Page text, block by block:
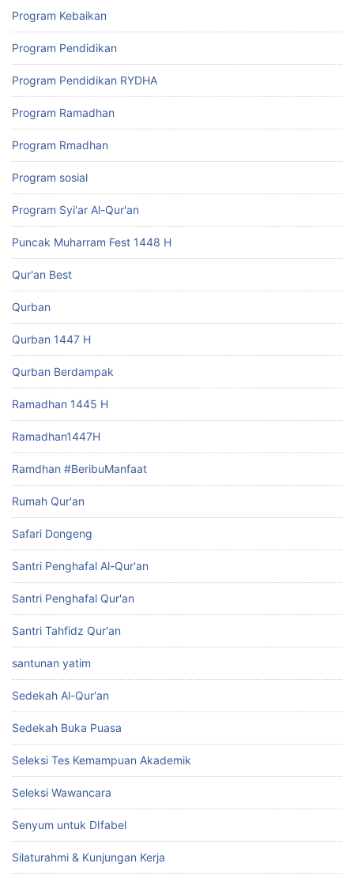
Program Kebaikan
Program Pendidikan
Program Pendidikan RYDHA
Program Ramadhan
Program Rmadhan
Program sosial
Program Syi'ar Al-Qur'an
Puncak Muharram Fest 1448 H
Qur'an Best
Qurban
Qurban 1447 H
Qurban Berdampak
Ramadhan 1445 H
Ramadhan1447H
Ramdhan #BeribuManfaat
Rumah Qur'an
Safari Dongeng
Santri Penghafal Al-Qur'an
Santri Penghafal Qur'an
Santri Tahfidz Qur'an
santunan yatim
Sedekah Al-Qur'an
Sedekah Buka Puasa
Seleksi Tes Kemampuan Akademik
Seleksi Wawancara
Senyum untuk DIfabel
Silaturahmi & Kunjungan Kerja